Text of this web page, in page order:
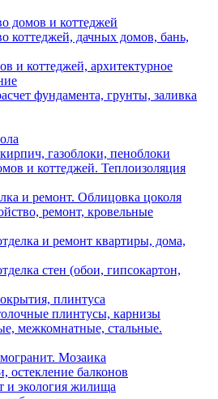
домов и коттеджей
коттеджей, дачных домов, бань,
и коттеджей, архитектурное
фундамента, грунты, заливка
газоблоки, пеноблоки
и коттеджей. Теплоизоляция
и ремонт. Облицовка цоколя
ремонт, кровельные
и ремонт квартиры, дома,
стен (обои, гипсокартон,
плинтуса
плинтусы, карнизы
межкомнатные, стальные.
Мозаика
остекление балконов
и экология жилища